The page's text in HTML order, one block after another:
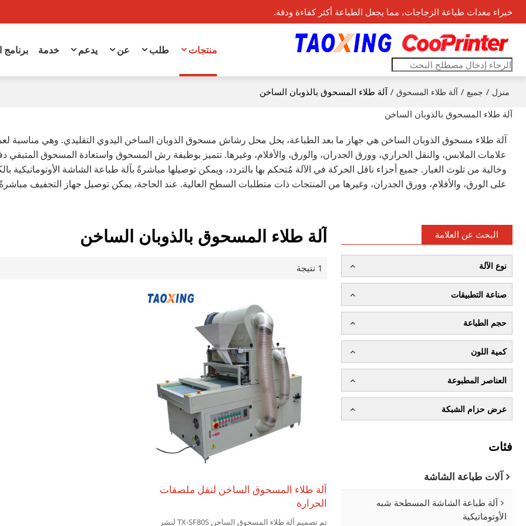
خبراء معدات طباعة الزجاجات، مما يجعل الطباعة أكثر كفاءة ودقة.
منتجات طلب عن يدعم خدمة
منزل / جميع / آلة طلاء المسحوق / آلة طلاء المسحوق بالذوبان الساخن
آلة طلاء المسحوق بالذوبان الساخن
آلة طلاء مسحوق الذوبان الساخن هي جهاز ما بعد الطباعة، يحل محل رشاش مسحوق الذوبان الساخن اليدوي التقليدي. وهي مناسبة
علامات الملابس، والنقل الحراري، وورق الجدران، والورق، والأفلام، وغيرها. تتميز بوظيفة رش المسحوق واستعادة المسحوق المتبقي
وخالية من تلوث الغبار. جميع أجزاء ناقل الحركة في الآلة مُتحكم بها بالتردد، ويمكن توصيلها مباشرةً بآلة طباعة الشاشة
على الورق، والأفلام، وورق الجدران، وغيرها من المنتجات ذات متطلبات السطح العالية. عند الحاجة، يمكن توصيل جهاز التجفيف
آلة طلاء المسحوق بالذوبان الساخن
1 نتيجة
آلة طلاء المسحوق الساخن لنقل ملصقات
الحرارة
تم تصميم آلة طلاء المسحوق الساخن TX-SF80S لنشر
البحث عن العلامة
نوع الآلة
صناعة التطبيقات
حجم الطباعة
كمية اللون
العناصر المطبوعة
عرض حزام الشبكة
فئات
آلات طباعة الشاشة
آلة طباعة الشاشة المسطحة شبه
الأوتوماتيكية